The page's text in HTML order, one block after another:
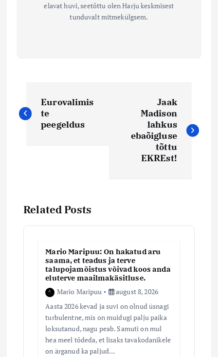
elavat huvi, seetõttu olen Harju keskmisest
tunduvalt mitmekülgsem.
a
e
e
Eurovalimis
te
peegeldus
Jaak
Madison
lahkus
ebaõigluse
tõttu
EKREst!
Related Posts
Mario Maripuu: On hakatud aru
saama, et teadus ja terve
talupojamõistus võivad koos anda
eluterve maailmakäsitluse.
Mario Maripuu
august 8, 2026
Aasta 2026 kevad ja suvi on olnud üsnagi
turbulentne, mis on muidugi palju paika
loksutanud, nagu peab. Samuti on mul
hea meel tõdeda, et lisaks tavakodanikele
on ärganud ka paljud…